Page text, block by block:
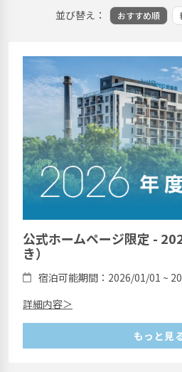
並び替え： おすすめ順
公式ホームページ限定 -
き）
宿泊可能期間：2026/01/01 ~
詳細内容＞
もっと見